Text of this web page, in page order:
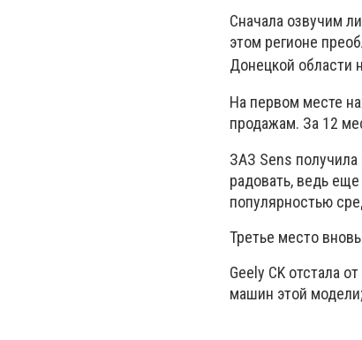
Сначала озвучим
этом регионе
Донецкой области
На первом месте
продажам. За 12
ЗАЗ Sens получила
радовать, ведь
популярностью
Третье место
Geely CK отстала
машин этой модели;